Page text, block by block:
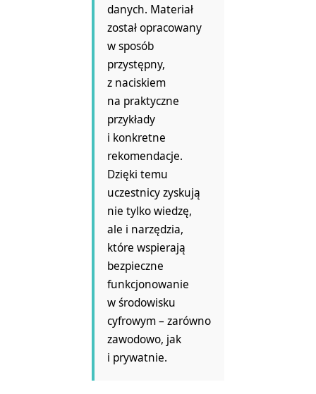
danych. Materiał
został opracowany
w sposób
przystępny,
z naciskiem
na praktyczne
przykłady
i konkretne
rekomendacje.
Dzięki temu
uczestnicy zyskują
nie tylko wiedzę,
ale i narzędzia,
które wspierają
bezpieczne
funkcjonowanie
w środowisku
cyfrowym – zarówno
zawodowo, jak
i prywatnie.